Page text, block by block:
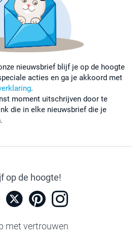
nieuwsbrief blijf je op de hoogte
acties en ga je akkoord met
.
moment uitschrijven door te
die in elke nieuwsbrief die je
op de hoogte!
met vertrouwen